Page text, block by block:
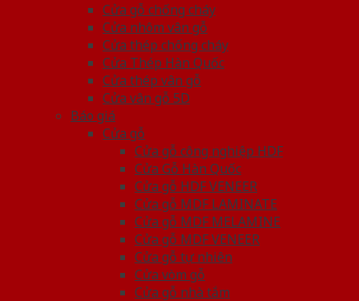
Cửa gỗ chống cháy
Cửa nhôm vân gỗ
Cửa thép chống cháy
Cửa Thép Hàn Quốc
Cửa thép vân gỗ
Cửa vân gỗ 5D
Báo giá
Cửa gỗ
Cửa gỗ công nghiệp HDF
Cửa Gỗ Hàn Quốc
Cửa gỗ HDF VENEER
Cửa gỗ MDF LAMINATE
Cửa gỗ MDF MELAMINE
Cửa gỗ MDF VENEER
Cửa gỗ tự nhiên
Cửa vòm gỗ
Cửa gỗ nhà tắm